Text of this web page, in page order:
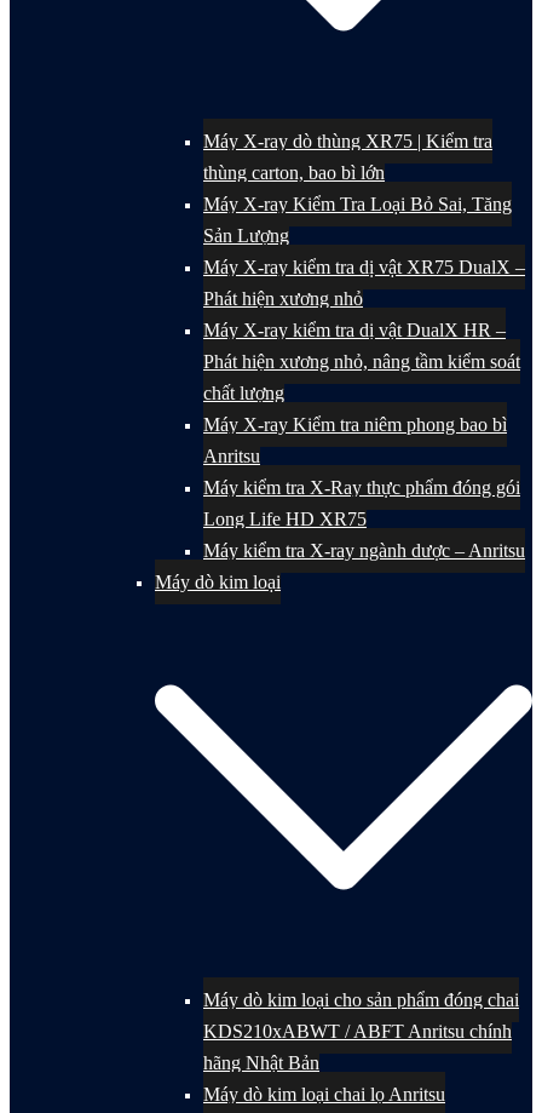
Máy X-ray dò thùng XR75 | Kiểm tra
thùng carton, bao bì lớn
Máy X-ray Kiểm Tra Loại Bỏ Sai, Tăng
Sản Lượng
Máy X-ray kiểm tra dị vật XR75 DualX –
Phát hiện xương nhỏ
Máy X-ray kiểm tra dị vật DualX HR –
Phát hiện xương nhỏ, nâng tầm kiểm soát
chất lượng
Máy X-ray Kiểm tra niêm phong bao bì
Anritsu
Máy kiểm tra X-Ray thực phẩm đóng gói
Long Life HD XR75
Máy kiểm tra X-ray ngành dược – Anritsu
Máy dò kim loại
Máy dò kim loại cho sản phẩm đóng chai
KDS210xABWT / ABFT Anritsu chính
hãng Nhật Bản
Máy dò kim loại chai lọ Anritsu